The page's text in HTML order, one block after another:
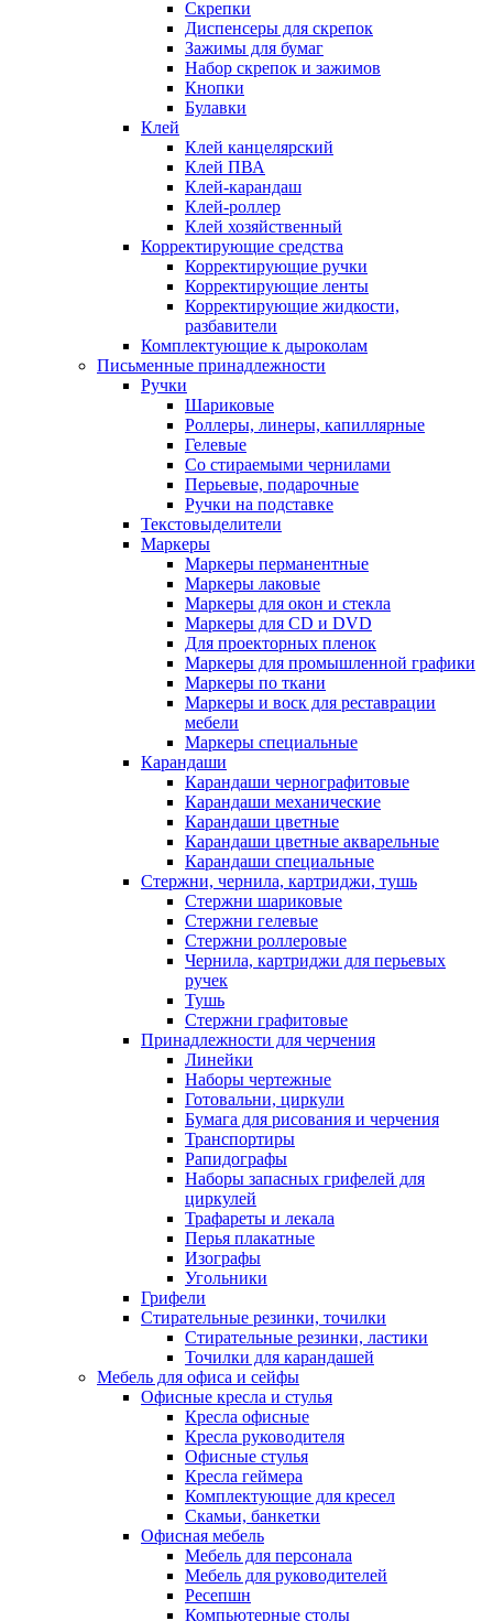
Скрепки
Диспенсеры для скрепок
Зажимы для бумаг
Набор скрепок и зажимов
Кнопки
Булавки
Клей
Клей канцелярский
Клей ПВА
Клей-карандаш
Клей-роллер
Клей хозяйственный
Корректирующие средства
Корректирующие ручки
Корректирующие ленты
Корректирующие жидкости,
разбавители
Комплектующие к дыроколам
Письменные принадлежности
Ручки
Шариковые
Роллеры, линеры, капиллярные
Гелевые
Со стираемыми чернилами
Перьевые, подарочные
Ручки на подставке
Текстовыделители
Маркеры
Маркеры перманентные
Маркеры лаковые
Маркеры для окон и стекла
Маркеры для CD и DVD
Для проекторных пленок
Маркеры для промышленной графики
Маркеры по ткани
Маркеры и воск для реставрации
мебели
Маркеры специальные
Карандаши
Карандаши чернографитовые
Карандаши механические
Карандаши цветные
Карандаши цветные акварельные
Карандаши специальные
Стержни, чернила, картриджи, тушь
Стержни шариковые
Стержни гелевые
Стержни роллеровые
Чернила, картриджи для перьевых
ручек
Тушь
Стержни графитовые
Принадлежности для черчения
Линейки
Наборы чертежные
Готовальни, циркули
Бумага для рисования и черчения
Транспортиры
Рапидографы
Наборы запасных грифелей для
циркулей
Трафареты и лекала
Перья плакатные
Изографы
Угольники
Грифели
Стирательные резинки, точилки
Стирательные резинки, ластики
Точилки для карандашей
Мебель для офиса и сейфы
Офисные кресла и стулья
Кресла офисные
Кресла руководителя
Офисные стулья
Кресла геймера
Комплектующие для кресел
Скамьи, банкетки
Офисная мебель
Мебель для персонала
Мебель для руководителей
Ресепшн
Компьютерные столы